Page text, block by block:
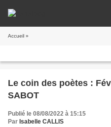
Accueil »
Le coin des poètes : Février d'Isabelle CALLIS-
SABOT
Publié le 08/08/2022 à 15:15
Par Isabelle CALLIS